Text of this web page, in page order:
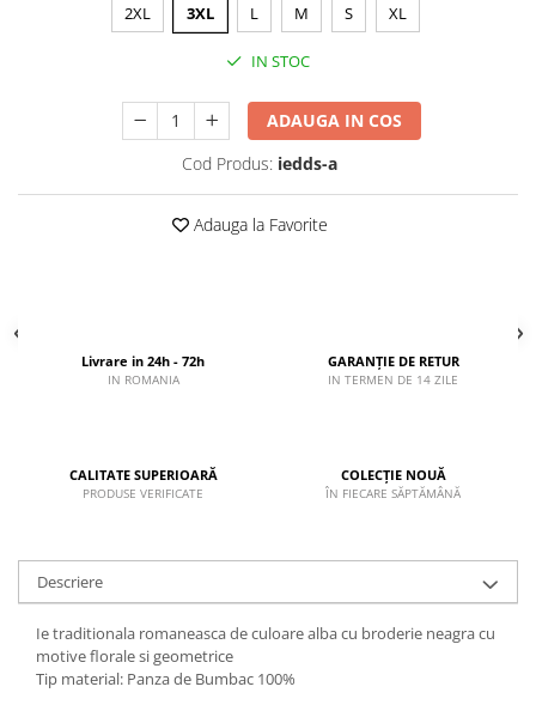
2XL 3XL L M S XL
IN STOC
ADAUGA IN COS
Cod Produs: iedds-a
Adauga la Favorite
Livrare in 24h - 72h
IN ROMANIA
GARANȚIE DE RETUR
IN TERMEN DE 14 ZILE
CALITATE SUPERIOARĂ
PRODUSE VERIFICATE
COLECȚIE NOUĂ
ÎN FIECARE SĂPTĂMÂNĂ
Descriere
Ie traditionala romaneasca de culoare alba cu broderie neagra cu
motive florale si geometrice
Tip material: Panza de Bumbac 100%